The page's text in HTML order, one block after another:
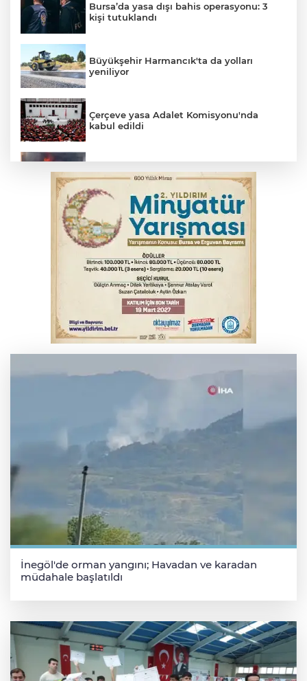
Bursa’da yasa dışı bahis operasyonu: 3
kişi tutuklandı
Büyükşehir Harmancık'ta da yolları
yeniliyor
Çerçeve yasa Adalet Komisyonu'nda
kabul edildi
sıçrayan alevler söndürüldü
Serbest piyasada döviz fiyatları
6. Perseid Meteor Yağmuru Gözlem
Etkinliği Karacabey'de gökyüzü
tutkunlarını buluşturacak
Fetih coşkusu Keles'e taşındı
İnegöl'de orman yangını; Havadan ve karadan
müdahale başlatıldı